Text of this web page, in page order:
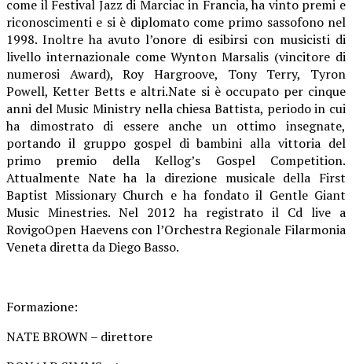
come il Festival Jazz di Marciac in Francia, ha vinto premi e
riconoscimenti e si è diplomato come primo sassofono nel
1998. Inoltre ha avuto l’onore di esibirsi con musicisti di
livello internazionale come Wynton Marsalis (vincitore di
numerosi Award), Roy Hargroove, Tony Terry, Tyron
Powell, Ketter Betts e altri.Nate si è occupato per cinque
anni del Music Ministry nella chiesa Battista, periodo in cui
ha dimostrato di essere anche un ottimo insegnate,
portando il gruppo gospel di bambini alla vittoria del
primo premio della Kellog’s Gospel Competition.
Attualmente Nate ha la direzione musicale della First
Baptist Missionary Church e ha fondato il Gentle Giant
Music Minestries. Nel 2012 ha registrato il Cd live a
RovigoOpen Haevens con l’Orchestra Regionale Filarmonia
Veneta diretta da Diego Basso.
Formazione:
NATE BROWN – direttore